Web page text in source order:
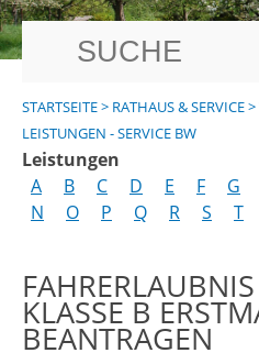
STARTSEITE> RATHAUS & SERVICE>
LEISTUNGEN - SERVICE BW
Leistungen
A
B C D E F G
N
O P Q R S T
KLASSE B
BEANTRAGEN